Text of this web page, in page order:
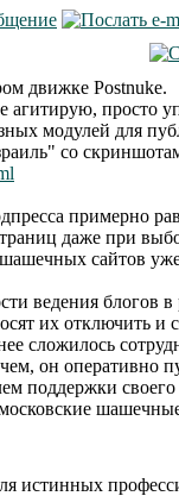
движке Postnuke.
агитирую, просто
модулей для
со
примерно
даже при
сайтов
ведения блогов
их отключить и
сложилось
он оперативно
поддержки своего
истинных